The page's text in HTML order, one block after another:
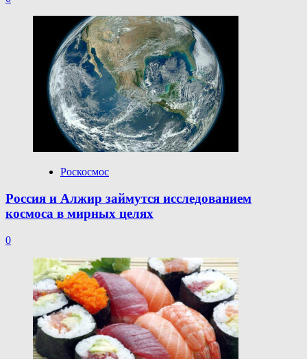
Роскосмос
Россия и Алжир займутся исследованием
космоса в мирных целях
0